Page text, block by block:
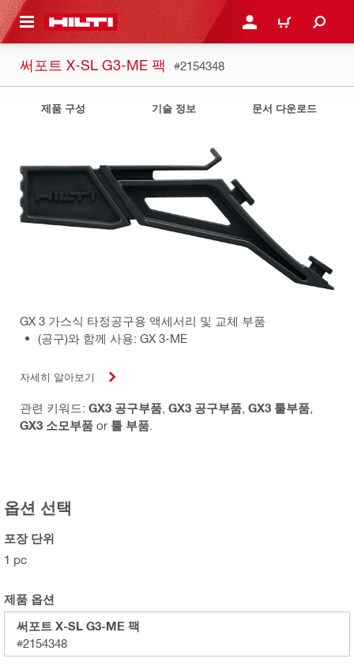
으로 건너뛰기 로그인 또는 회원가입
장바구니
써포트 X-SL G3-ME 팩 #2154348
제품 구성 기술 정보 문서 다운로드
GX 3 가스식 타정공구용 액세서리 및 교체 부품
(공구)와 함께 사용: GX 3-ME
자세히 알아보기
관련 키워드: GX3 공구부품 GX3 공구부품 GX3 툴부품
GX3 소모부품 or 툴 부품
옵션 선택
포장 단위
1 pc
제품 옵션
써포트 X-SL G3-ME 팩
#2154348